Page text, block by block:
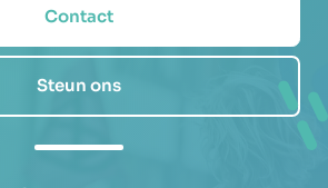
Contact
Steun ons